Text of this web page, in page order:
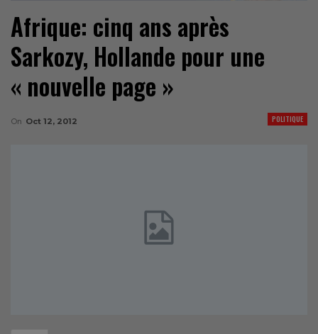
Afrique: cinq ans après
Sarkozy, Hollande pour une
« nouvelle page »
POLITIQUE
On Oct 12, 2012